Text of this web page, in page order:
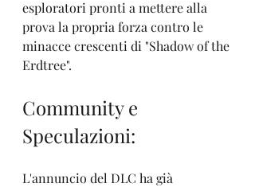
esploratori pronti a mettere alla
prova la propria forza contro le
minacce crescenti di "Shadow of the
Erdtree".
Community e
Speculazioni:
L'annuncio del DLC ha già